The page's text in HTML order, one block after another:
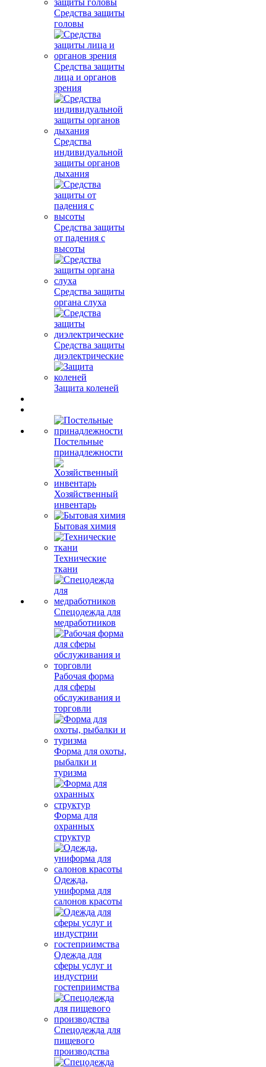
Средства защиты
головы
Средства защиты
лица и органов
зрения
Средства
индивидуальной
защиты органов
дыхания
Средства защиты
от падения с
высоты
Средства защиты
органа слуха
Средства защиты
диэлектрические
Защита коленей
Постельные
принадлежности
Хозяйственный
инвентарь
Бытовая химия
Технические
ткани
Спецодежда для
медработников
Рабочая форма
для сферы
обслуживания и
торговли
Форма для охоты,
рыбалки и
туризма
Форма для
охранных
структур
Одежда,
униформа для
салонов красоты
Одежда для
сферы услуг и
индустрии
гостеприимства
Спецодежда для
пищевого
производства